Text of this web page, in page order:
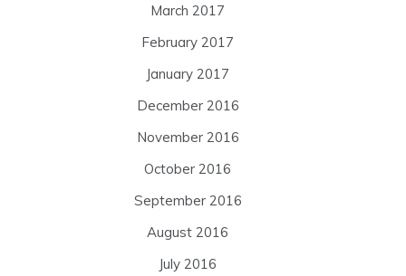
March 2017
February 2017
January 2017
December 2016
November 2016
October 2016
September 2016
August 2016
July 2016